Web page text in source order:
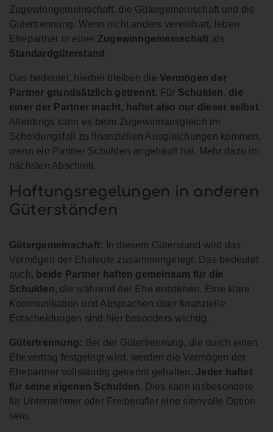
Zugewinngemeinschaft, die Gütergemeinschaft und die
Gütertrennung. Wenn nicht anders vereinbart, leben
Ehepartner in einer Zugewinngemeinschaft als
Standardgüterstand .
Das bedeutet, hierbei bleiben dieVermögen der
Partner grundsätzlich getrennt. Für Schulden , die
einer der Partner macht, haftet also nur dieser selbst.
Allerdings kann es beim Zugewinnausgleich im
Scheidungsfall zu finanziellen Ausgleichungen kommen,
wenn ein Partner Schulden angehäuft hat. Mehr dazu im
nächsten Abschnitt.
Haftungsregelungen in anderen
Güterständen
Gütergemeinschaft: In diesem Güterstand wird das
Vermögen der Eheleute zusammengelegt. Das bedeutet
auch, beide Partner haften gemeinsam für die
Schulden, die während der Ehe entstehen. Eine klare
Kommunikation und Absprachen über finanzielle
Entscheidungen sind hier besonders wichtig.
Gütertrennung: Bei der Gütertrennung, die durch einen
Ehevertrag festgelegt wird, werden die Vermögen der
Ehepartner vollständig getrennt gehalten. Jeder haftet
für seine eigenen Schulden. Dies kann insbesondere
für Unternehmer oder Freiberufler eine sinnvolle Option
sein.